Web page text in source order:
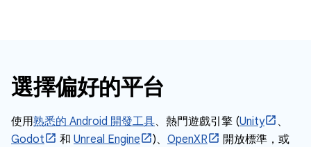
選擇偏好的平台
使用熟悉的 Android 開發工具、熱門遊戲引擎 (Unity
、
Godot
和 Unreal Engine )、 OpenXR
開放標準，或